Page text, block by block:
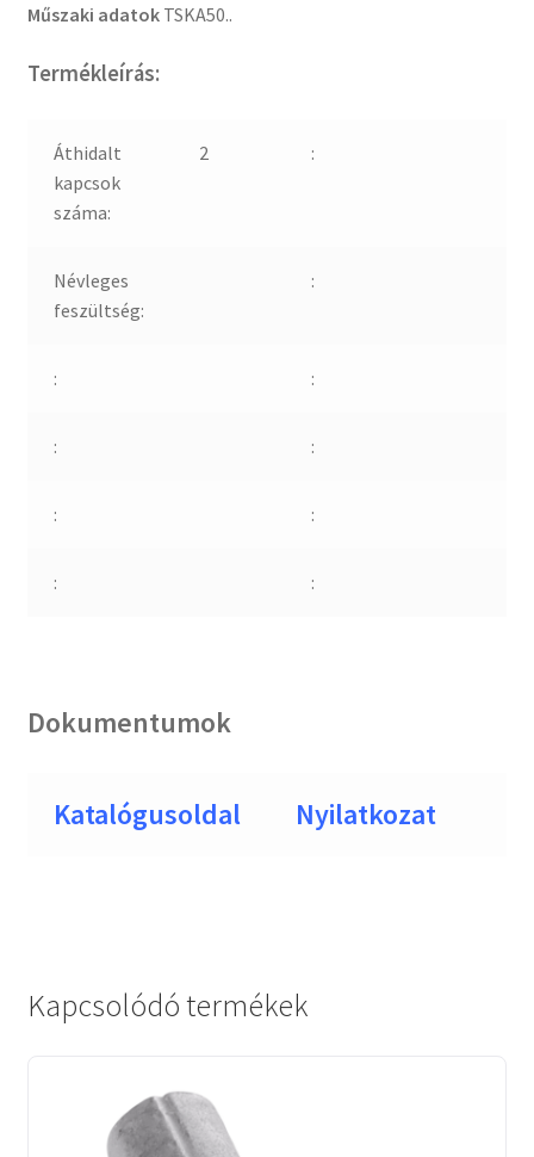
Műszaki adatok TSKA50..
Termékleírás:
Áthidalt
kapcsok
száma:
2 :
Névleges
feszültség:
:
: :
: :
: :
: :
Dokumentumok
Katalógusoldal Nyilatkozat
Kapcsolódó termékek